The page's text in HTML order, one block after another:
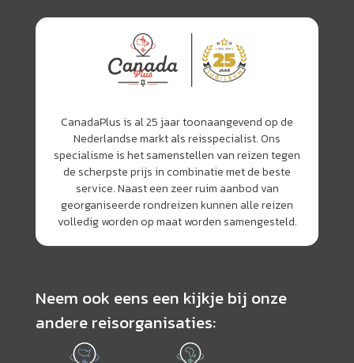
CanadaPlus is al 25 jaar toonaangevend op de
Nederlandse markt als reisspecialist. Ons
specialisme is het samenstellen van reizen tegen
de scherpste prijs in combinatie met de beste
service. Naast een zeer ruim aanbod van
georganiseerde rondreizen kunnen alle reizen
volledig worden op maat worden samengesteld.
Neem ook eens een kijkje bij onze
andere reisorganisaties: